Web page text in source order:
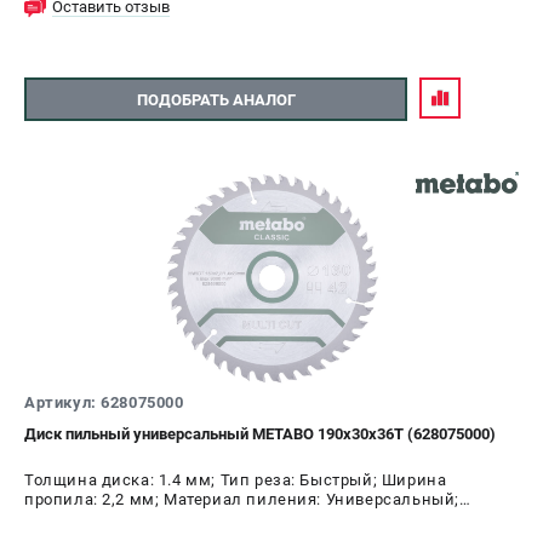
Оставить отзыв
ПОДОБРАТЬ АНАЛОГ
Артикул: 628075000
Диск пильный универсальный METABO 190х30х36T (628075000)
Толщина диска: 1.4 мм; Тип реза: Быстрый; Ширина
пропила: 2,2 мм; Материал пиления: Универсальный;